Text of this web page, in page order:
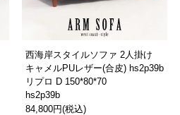
西海岸スタイルソファ 2人掛け
キャメルPUレザー(合皮) hs2p39b
リプロ D 150*80*70
hs2p39b
84,800円(税込)